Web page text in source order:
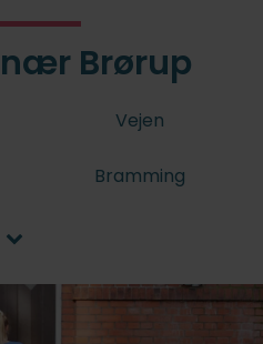
Brørup
Vejen
Bramming